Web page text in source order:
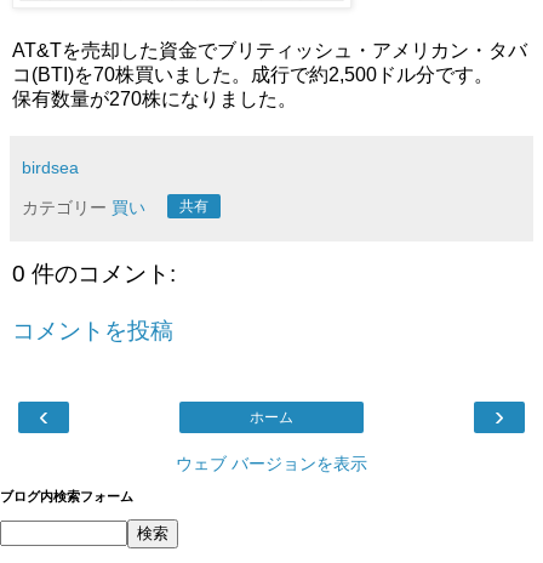
AT&Tを売却した資金でブリティッシュ・アメリカン・タバ
コ(BTI)を70株買いました。成行で約2,500ドル分です。
保有数量が270株になりました。
birdsea
カテゴリー 買い 共有
0 件のコメント:
コメントを投稿
‹ ›
ホーム
ウェブ バージョンを表示
ブログ内検索フォーム